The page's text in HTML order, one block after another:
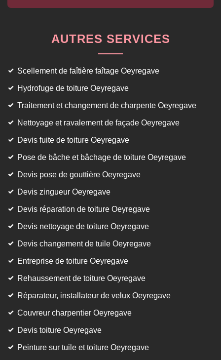
AUTRES SERVICES
Scellement de faîtière faîtage Oeyregave
Hydrofuge de toiture Oeyregave
Traitement et changement de charpente Oeyregave
Nettoyage et ravalement de façade Oeyregave
Devis fuite de toiture Oeyregave
Pose de bâche et bâchage de toiture Oeyregave
Devis pose de gouttière Oeyregave
Devis zingueur Oeyregave
Devis réparation de toiture Oeyregave
Devis nettoyage de toiture Oeyregave
Devis changement de tuile Oeyregave
Entreprise de toiture Oeyregave
Rehaussement de toiture Oeyregave
Réparateur, installateur de velux Oeyregave
Couvreur charpentier Oeyregave
Devis toiture Oeyregave
Peinture sur tuile et toiture Oeyregave